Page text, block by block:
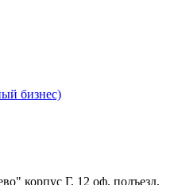
бизнес)
корпус Г, 12 оф. подъезд,